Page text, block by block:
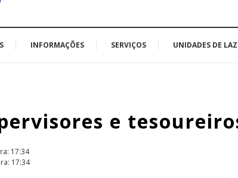
INFORMAÇÕES SERVIÇOS UNIDADES DE
e
17:34
17:34